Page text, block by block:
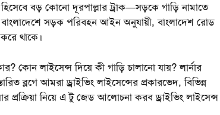
বড় কোনো দূরপাল্লার ট্রাক—সড়কে গাড়ি নামাতে
বাংলাদেশে সড়ক পরিবহন আইন অনুযায়ী, বাংলাদেশ রোড
থাকে।
কোন লাইসেন্স দিয়ে কী গাড়ি চালানো যায়? লার্নার
ব্লগে আমরা ড্রাইভিং লাইসেন্সের প্রকারভেদ, বিভিন্ন
প্রক্রিয়া নিয়ে এ টু জেড আলোচনা করব ড্রাইভিং লাইসেন্স